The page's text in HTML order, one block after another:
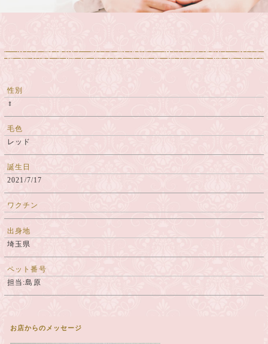
性別
♀
毛色
レッド
誕生日
2021/7/17
ワクチン
出身地
埼玉県
ペット番号
担当:島原
お店からのメッセージ